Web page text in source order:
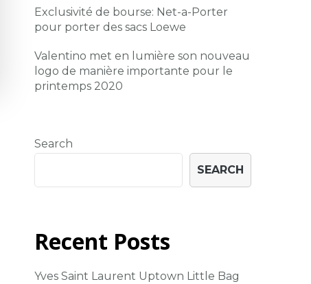
Exclusivité de bourse: Net-a-Porter
pour porter des sacs Loewe
Valentino met en lumière son nouveau
logo de manière importante pour le
printemps 2020
Search
SEARCH
Recent Posts
Yves Saint Laurent Uptown Little Bag